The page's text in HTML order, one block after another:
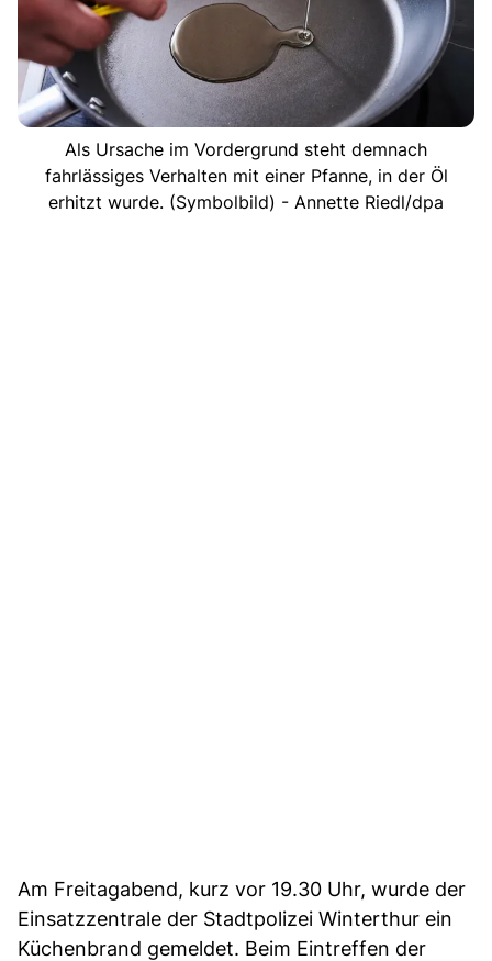
Als Ursache im Vordergrund steht demnach
fahrlässiges Verhalten mit einer Pfanne, in der Öl
erhitzt wurde. (Symbolbild) - Annette Riedl/dpa
Am Freitagabend, kurz vor 19.30 Uhr, wurde der
Einsatzzentrale der Stadtpolizei Winterthur ein
Küchenbrand gemeldet. Beim Eintreffen der